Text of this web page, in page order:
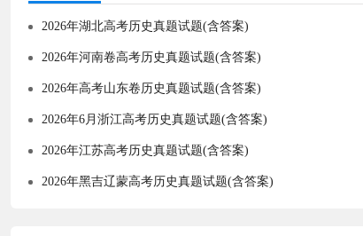
2026年湖北高考历史真题试题(含答案)
2026年河南卷高考历史真题试题(含答案)
2026年高考山东卷历史真题试题(含答案)
2026年6月浙江高考历史真题试题(含答案)
2026年江苏高考历史真题试题(含答案)
2026年黑吉辽蒙高考历史真题试题(含答案)